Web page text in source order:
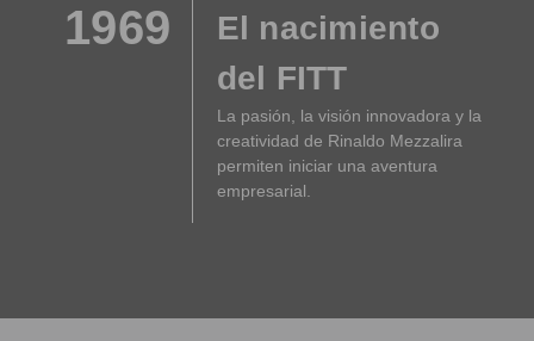
1969
El nacimiento
del FITT
La pasión, la visión innovadora y la
creatividad de Rinaldo Mezzalira
permiten iniciar una aventura
empresarial.